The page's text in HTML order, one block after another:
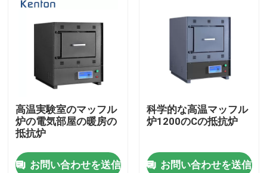
ホーム
企業情報
会社案内
品質管理
高温実験室のマッフル
炉の電気部屋の暖房の
抵抗炉
お問い合わせを送信
科学的な高温マッフル
炉1200のCの抵抗炉
お問い合わせを送信